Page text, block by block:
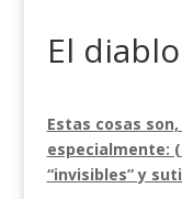
El
Estas cosas
especialmente:
“invisibles” y